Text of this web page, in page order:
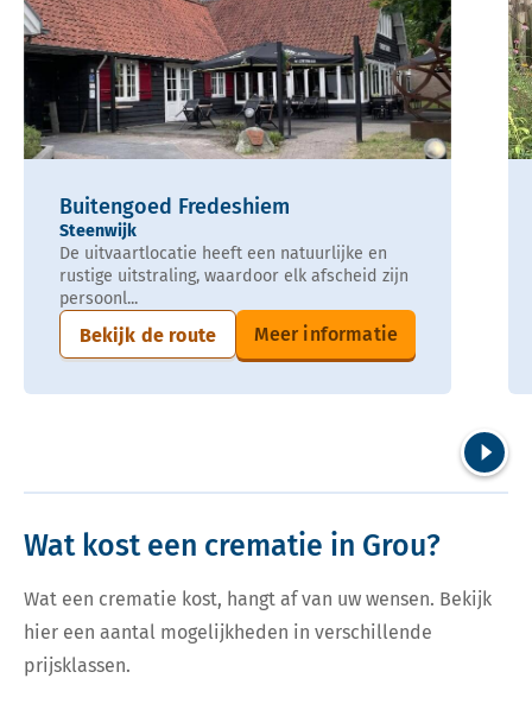
Buitengoed Fredeshiem
Steenwijk
De uitvaartlocatie heeft een natuurlijke en
rustige uitstraling, waardoor elk afscheid zijn
persoonl...
Bekijk de route Meer informatie
Wat kost een crematie in Grou?
Wat een crematie kost, hangt af van uw wensen. Bekijk
hier een aantal mogelijkheden in verschillende
prijsklassen.